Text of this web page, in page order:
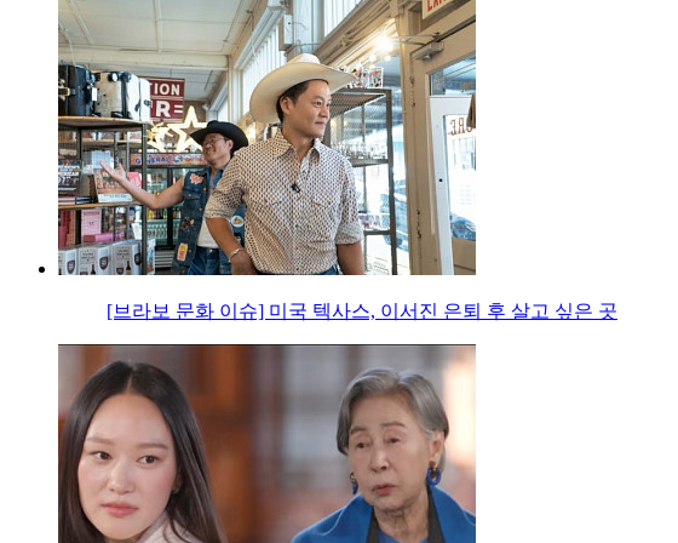
[브라보 문화 이슈] 미국 텍사스, 이서진 은퇴 후 살고 싶은 곳